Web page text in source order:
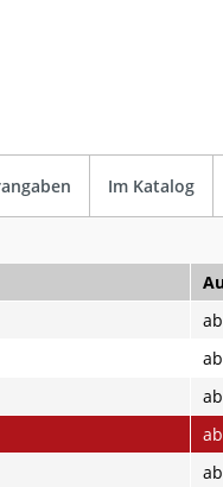
Im Katalog